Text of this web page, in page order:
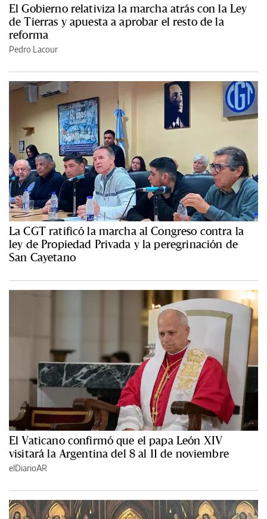
El Gobierno relativiza la marcha atrás con la Ley
de Tierras y apuesta a aprobar el resto de la
reforma
Pedro Lacour
La CGT ratificó la marcha al Congreso contra la
ley de Propiedad Privada y la peregrinación de
San Cayetano
El Vaticano confirmó que el papa León XIV
visitará la Argentina del 8 al 11 de noviembre
elDiarioAR